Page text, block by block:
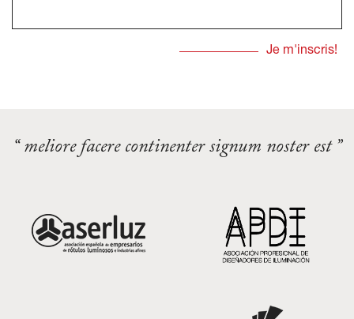
“ meliore facere continenter signum noster est ”